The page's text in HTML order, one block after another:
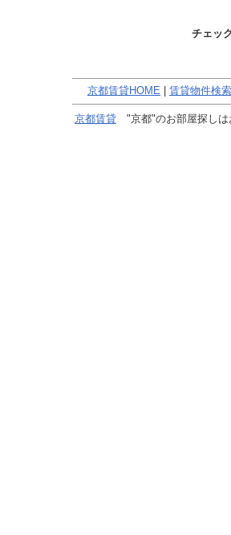
チェッ
京都賃貸HOME 賃貸物件検索
京都賃貸 "京都"のお部屋探しは